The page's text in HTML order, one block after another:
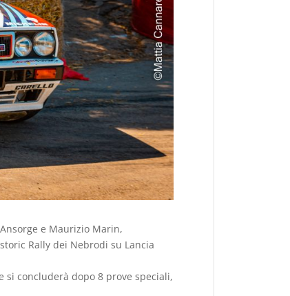
e Maurizio Marin,
Rally dei Nebrodi su Lancia
si concluderà dopo 8 prove speciali,